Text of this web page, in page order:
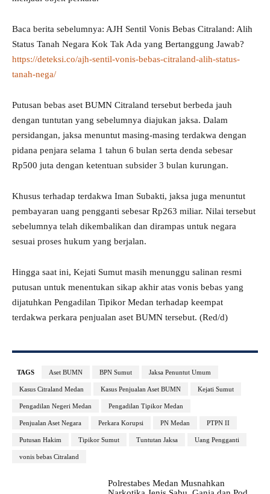
Baca berita sebelumnya: AJH Sentil Vonis Bebas Citraland: Alih
Status Tanah Negara Kok Tak Ada yang Bertanggung Jawab?
https://deteksi.co/ajh-sentil-vonis-bebas-citraland-alih-status-
tanah-nega/
Putusan bebas aset BUMN Citraland tersebut berbeda jauh
dengan tuntutan yang sebelumnya diajukan jaksa. Dalam
persidangan, jaksa menuntut masing-masing terdakwa dengan
pidana penjara selama 1 tahun 6 bulan serta denda sebesar
Rp500 juta dengan ketentuan subsider 3 bulan kurungan.
Khusus terhadap terdakwa Iman Subakti, jaksa juga menuntut
pembayaran uang pengganti sebesar Rp263 miliar. Nilai tersebut
sebelumnya telah dikembalikan dan dirampas untuk negara
sesuai proses hukum yang berjalan.
Hingga saat ini, Kejati Sumut masih menunggu salinan resmi
putusan untuk menentukan sikap akhir atas vonis bebas yang
dijatuhkan Pengadilan Tipikor Medan terhadap keempat
terdakwa perkara penjualan aset BUMN tersebut. (Red/d)
TAGS Aset BUMN BPN Sumut Jaksa Penuntut Umum
Kasus Citraland Medan Kasus Penjualan Aset BUMN Kejati Sumut
Pengadilan Negeri Medan Pengadilan Tipikor Medan
Penjualan Aset Negara Perkara Korupsi PN Medan PTPN II
Putusan Hakim Tipikor Sumut Tuntutan Jaksa Uang Pengganti
vonis bebas Citraland
Polrestabes Medan Musnahkan